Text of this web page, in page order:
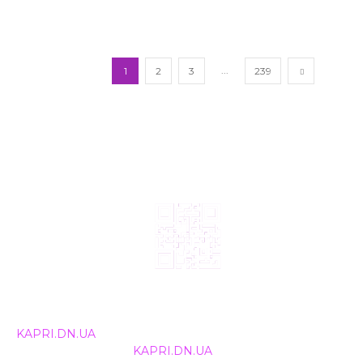
1 2 3 ... 239
KAPRI.DN.UA
KAPRI.DN.UA